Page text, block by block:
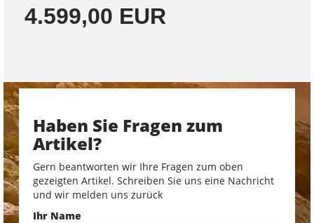
4.599,00 EUR
Haben Sie Fragen zum
Artikel?
Gern beantworten wir Ihre Fragen zum oben
gezeigten Artikel. Schreiben Sie uns eine Nachricht
und wir melden uns zurück
Ihr Name